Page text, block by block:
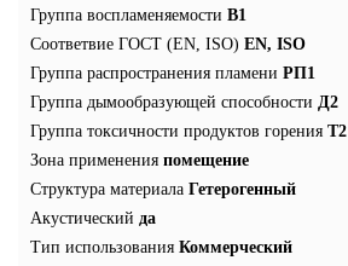
Группа воспламеняемости В1
Соответвие ГОСТ (EN, ISO) EN, ISO
Группа распространения пламени РП1
Группа дымообразующей способности Д2
Группа токсичности продуктов горения Т2
Зона применения помещение
Структура материала Гетерогенный
Акустический да
Тип использования Коммерческий